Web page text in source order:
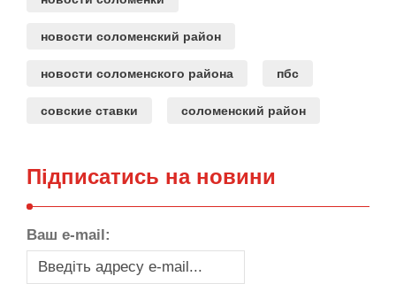
новости соломенский район
новости соломенского района пбс
совские ставки соломенский район
Підписатись на новини
Ваш e-mail: